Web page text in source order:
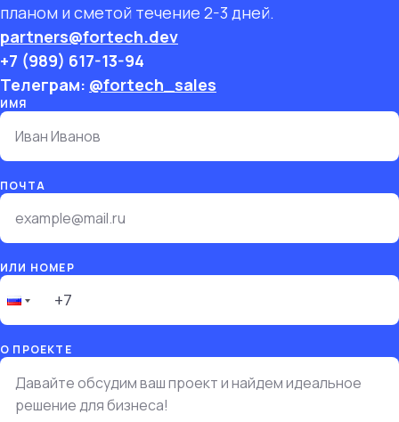
планом и сметой течение 2-3 дней.
partners@fortech.dev
+7 (989) 617-13-94
Телеграм: @fortech_sales
ИМЯ
ПОЧТА
ИЛИ НОМЕР
О ПРОЕКТЕ